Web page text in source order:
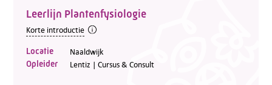
Leerlijn Plantenfysiologie
Korte introductie
Locatie Naaldwijk
Opleider Lentiz | Cursus & Consult